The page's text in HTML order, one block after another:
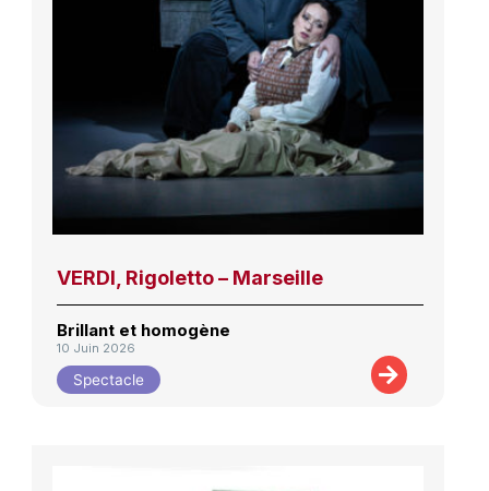
VERDI, Rigoletto – Marseille
Brillant et homogène
10 Juin 2026
Spectacle